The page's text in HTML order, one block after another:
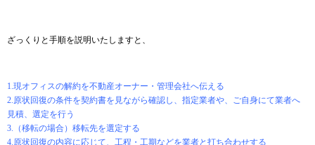
ざっくりと手順を説明いたしますと、
1.現オフィスの解約を不動産オーナー・管理会社へ伝える
2.原状回復の条件を契約書を見ながら確認し、指定業者や、ご自身にて業者へ
見積、選定を行う
3.（移転の場合）移転先を選定する
4.原状回復の内容に応じて、工程・工期などを業者と打ち合わせする